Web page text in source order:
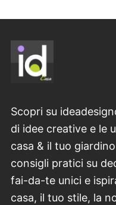
Scopri su
di idee creative e le
casa & il tuo
consigli pratici su
fai-da-te unici e
casa, il tuo stile, la